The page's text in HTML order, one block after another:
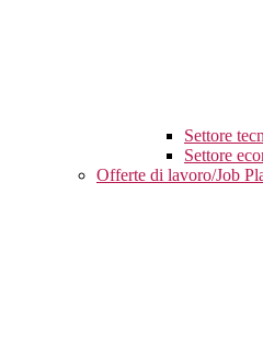
Settore
Settore
Offerte di lavoro/Job